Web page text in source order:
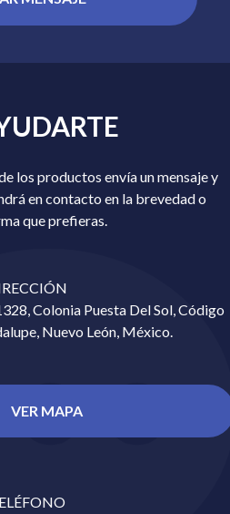
los productos envía un mensaje y
en contacto en la brevedad o
que prefieras.
Colonia Puesta Del Sol, Código
Nuevo León, México.
VER MAPA